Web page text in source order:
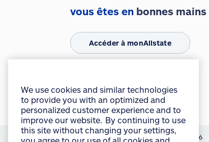
vous êtes en bonnes mains
Accéder à monAllstate
Allstate du Canada, compagnie d’assurance, 2026
We use cookies and similar technologies
personalized customer experience and to
improve our website. By continuing to use
this site without changing your settings,
information or to change your cookie
settings at any time, consult the “Cookies
and other technologies” section of our
Privacy Policy:English français